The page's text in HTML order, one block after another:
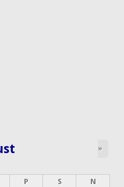
»
P S
N